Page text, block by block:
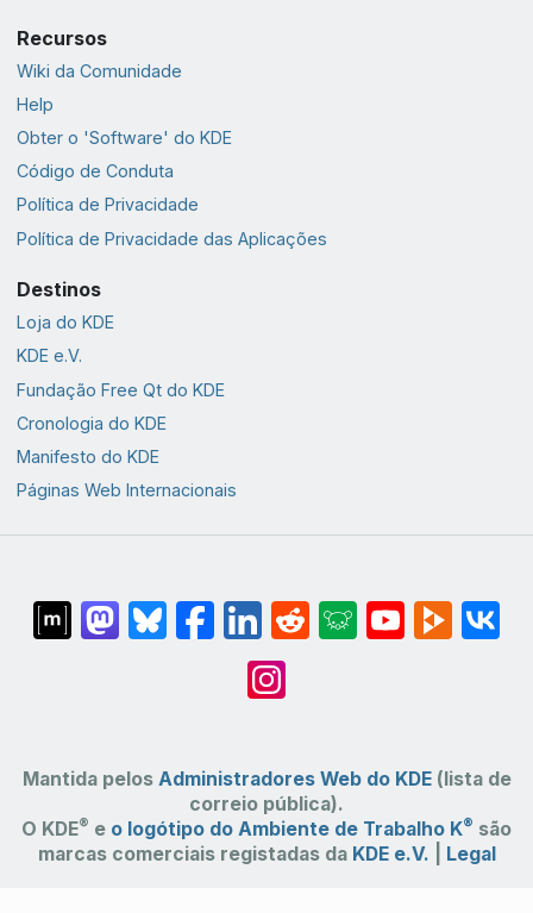
Recursos
Wiki da Comunidade
Help
Obter o 'Software' do KDE
Código de Conduta
Política de Privacidade
Política de Privacidade das Aplicações
Destinos
Loja do KDE
KDE e.V.
Fundação Free Qt do KDE
Cronologia do KDE
Manifesto do KDE
Páginas Web Internacionais
Mantida pelos Administradores Web do KDE(lista de
correio pública).
O KDE® e o logótipo do Ambiente de Trabalho K® são
marcas comerciais registadas da KDE e.V. Legal